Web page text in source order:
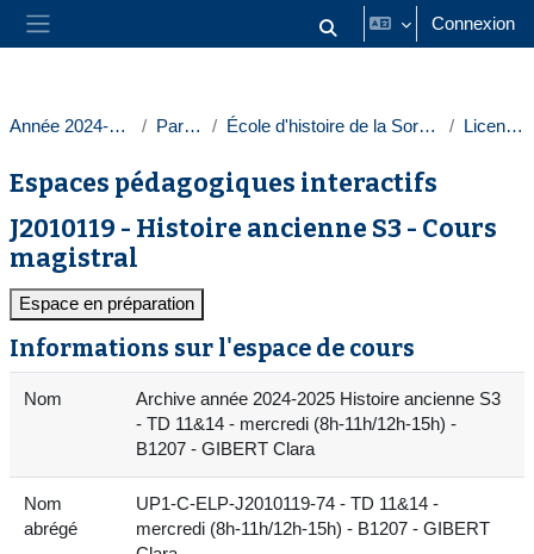
Passer au contenu principal
Panneau latéral Activer/désactiver la saisie
Connexion
Année 2024-2025 Paris 1 École d'histoire de la Sorbonne Licences
Espaces pédagogiques interactifs
J2010119 - Histoire ancienne S3 - Cours
magistral
Espace en préparation
Informations sur l'espace de cours
Nom
Archive année 2024-2025 Histoire ancienne S3
- TD 11&14 - mercredi (8h-11h/12h-15h) -
B1207 - GIBERT Clara
Nom
abrégé
UP1-C-ELP-J2010119-74 - TD 11&14 -
mercredi (8h-11h/12h-15h) - B1207 - GIBERT